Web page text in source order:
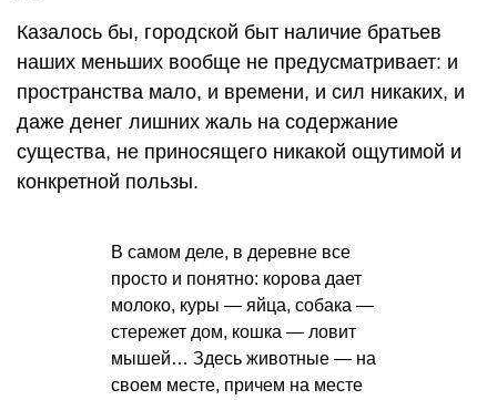
Казалось бы, городской быт наличие братьев
наших меньших вообще не предусматривает: и
пространства мало, и времени, и сил никаких, и
даже денег лишних жаль на содержание
существа, не приносящего никакой ощутимой и
конкретной пользы.
В самом деле, в деревне все
просто и понятно: корова дает
молоко, куры — яйца, собака —
стережет дом, кошка — ловит
мышей… Здесь животные — на
своем месте, причем на месте